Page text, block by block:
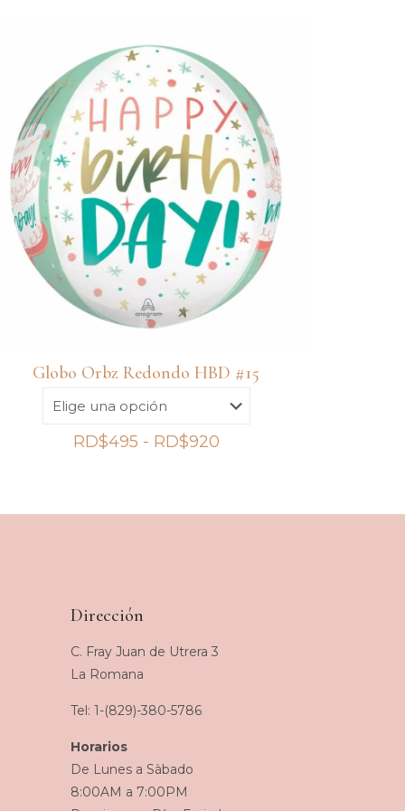
Globo Orbz Redondo HBD #15
RD$495 - RD$920Rango
Dirección
C. Fray Juan de Utrera 3
La Romana
Tel: 1-(829)-380-5786
Horarios
De Lunes a Sàbado
8:00AM a 7:00PM